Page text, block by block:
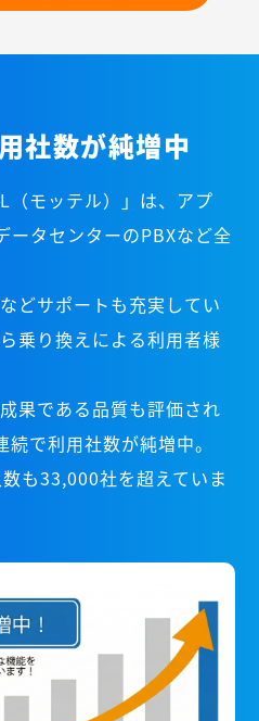
社数が純増中
（モッテル）」は、アプ
タセンターのPBXなど全
どサポートも充実してい
乗り換えによる利用者様
果である品質も評価され
で利用社数が純増中。
も33,000社を超えていま